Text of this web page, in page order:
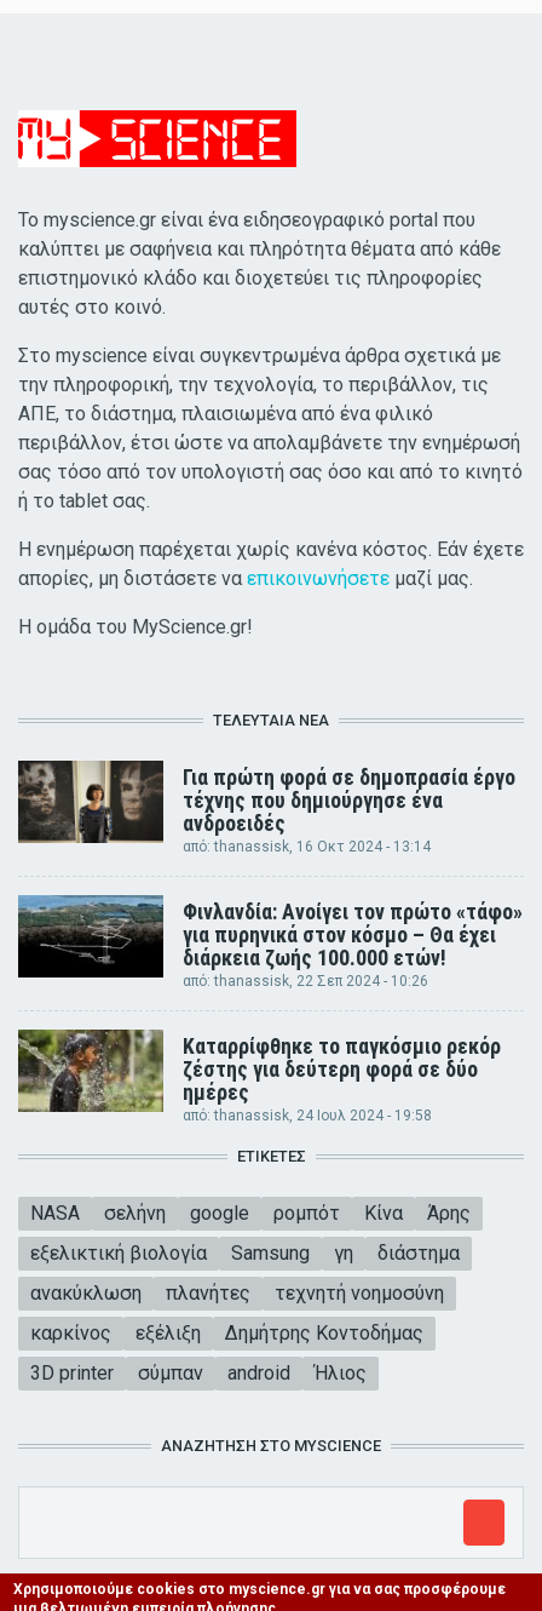
Χρησιμοποιούμε cookies στο myscience.gr για να σας προσφέρουμε
Το myscience.gr είναι ένα ειδησεογραφικό portal που
καλύπτει με σαφήνεια και πληρότητα θέματα από κάθε
επιστημονικό κλάδο και διοχετεύει τις πληροφορίες
αυτές στο κοινό.
Στο myscience είναι συγκεντρωμένα άρθρα σχετικά με
την πληροφορική, την τεχνολογία, το περιβάλλον, τις
ΑΠΕ, το διάστημα, πλαισιωμένα από ένα φιλικό
περιβάλλον, έτσι ώστε να απολαμβάνετε την ενημέρωσή
σας τόσο από τον υπολογιστή σας όσο και από το κινητό
ή το tablet σας.
Η ενημέρωση παρέχεται χωρίς κανένα κόστος. Εάν έχετε
απορίες, μη διστάσετε να επικοινωνήσετε μαζί μας.
Η ομάδα του MyScience.gr!
ΤΕΛΕΥΤΑΊΑ ΝΈΑ
Για πρώτη φορά σε δημοπρασία έργο
τέχνης που δημιούργησε ένα
ανδροειδές
από:thanassisk, 16 Οκτ 2024 - 13:14
Φινλανδία: Ανοίγει τον πρώτο «τάφο»
για πυρηνικά στον κόσμο – Θα έχει
διάρκεια ζωής 100.000 ετών!
από:thanassisk, 22 Σεπ 2024 - 10:26
Καταρρίφθηκε το παγκόσμιο ρεκόρ
ζέστης για δεύτερη φορά σε δύο
ημέρες
από:thanassisk, 24 Ιουλ 2024 - 19:58
ΕΤΙΚΈΤΕΣ
NASA σελήνη google ρομπότ Κίνα
Άρης
εξελικτική βιολογία
Samsung γη
διάστημα
ανακύκλωση
πλανήτες
τεχνητή νοημοσύνη
καρκίνος
εξέλιξη
Δημήτρης Κοντοδήμας
3D printer
σύμπαν android Ήλιος
ΑΝΑΖΉΤΗΣΗ ΣΤΟ MYSCIENCE